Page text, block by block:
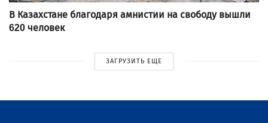
В Казахстане благодаря амнистии на свободу вышли
620 человек
ЗАГРУЗИТЬ ЕЩЕ